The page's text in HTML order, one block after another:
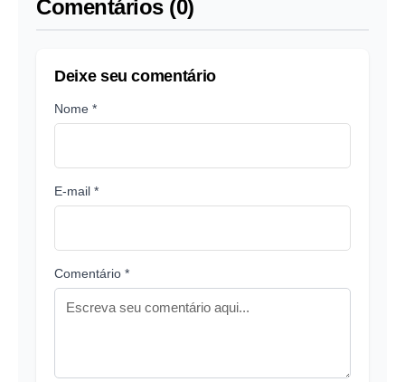
Comentários (0)
Deixe seu comentário
Nome *
E-mail *
Comentário *